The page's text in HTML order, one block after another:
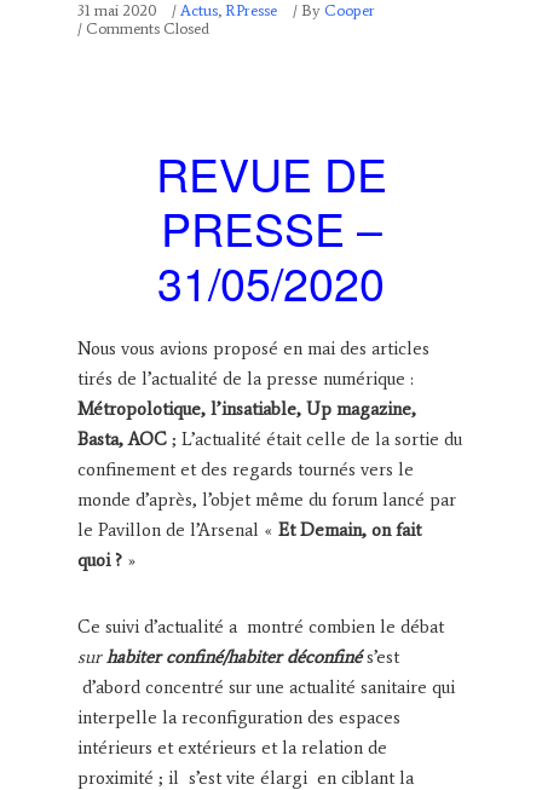
31 mai 2020 / Actus, RPresse / By Cooper
/ Comments Closed
REVUE DE
PRESSE –
31/05/2020
Nous vous avions proposé en mai des articles
tirés de l’actualité de la presse numérique :
Métropolotique, l’insatiable, Up magazine,
Basta, AOC ; L’actualité était celle de la sortie du
confinement et des regards tournés vers le
monde d’après, l’objet même du forum lancé par
le Pavillon de l’Arsenal « Et Demain, on fait
quoi ? »
Ce suivi d’actualité a montré combien le débat
surhabiter confiné/habiter déconfiné s’est
d’abord concentré sur une actualité sanitaire qui
interpelle la reconfiguration des espaces
intérieurs et extérieurs et la relation de
proximité ; il s’est vite élargi en ciblant la